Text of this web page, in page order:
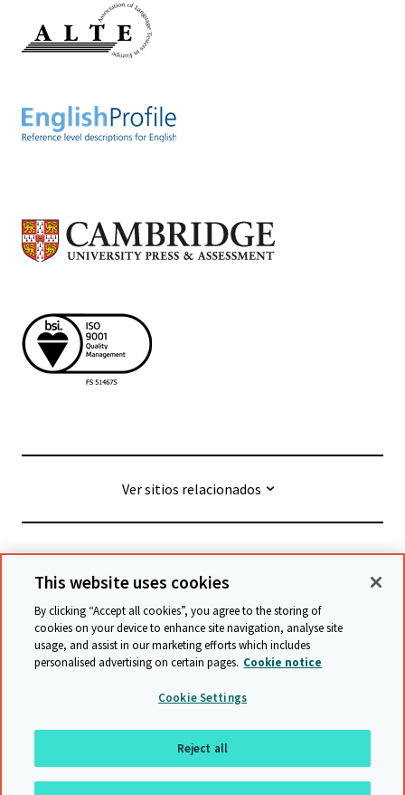
Ver sitios relacionados
© Cambridge University Press & Assessment
Términos y condiciones
Protección de datos
Declaración de accesibilidad
Declaración sobre la esclavitud moderna
Política de protección y salvaguarda
Mapa del sitio
Regresar a arriba
This website uses cookies
By clicking “Accept all cookies”, you agree to the storing of
cookies on your device to enhance site navigation, analyse site
usage, and assist in our marketing efforts which includes
personalised advertising on certain pages. Cookie notice
Cookie Settings
Reject all